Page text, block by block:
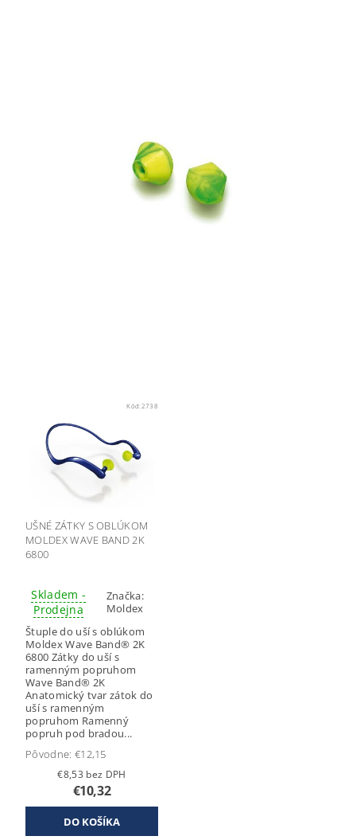
Kód: 2738
UŠNÉ ZÁTKY S OBLÚKOM
MOLDEX WAVE BAND 2K
6800
Skladem -
Prodejna
Značka:
Moldex
Štuple do uší s oblúkom
Moldex Wave Band® 2K
6800 Zátky do uší s
ramenným popruhom
Wave Band® 2K
Anatomický tvar zátok do
uší s ramenným
popruhom Ramenný
popruh pod bradou...
Pôvodne: €12,15
€8,53 bez DPH
€10,32